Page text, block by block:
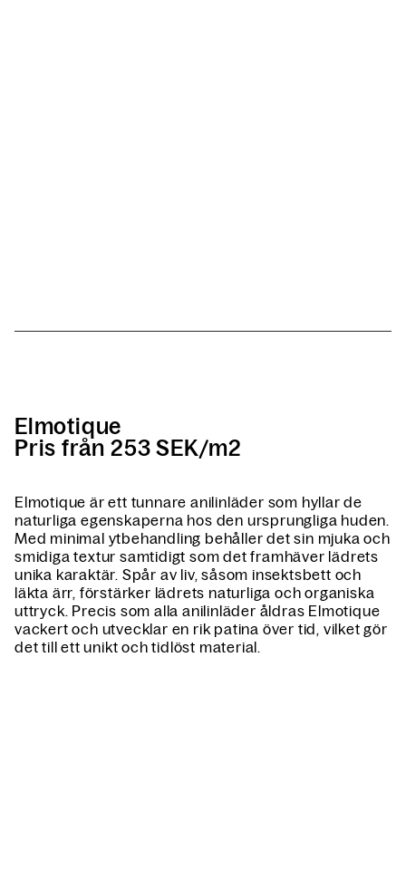
Elmotique
Pris från 253 SEK/m2
Elmotique är ett tunnare anilinläder som hyllar de
naturliga egenskaperna hos den ursprungliga huden.
Med minimal ytbehandling behåller det sin mjuka och
smidiga textur samtidigt som det framhäver lädrets
unika karaktär. Spår av liv, såsom insektsbett och
läkta ärr, förstärker lädrets naturliga och organiska
uttryck. Precis som alla anilinläder åldras Elmotique
vackert och utvecklar en rik patina över tid, vilket gör
det till ett unikt och tidlöst material.